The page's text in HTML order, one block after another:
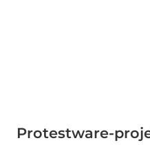
Protestware-